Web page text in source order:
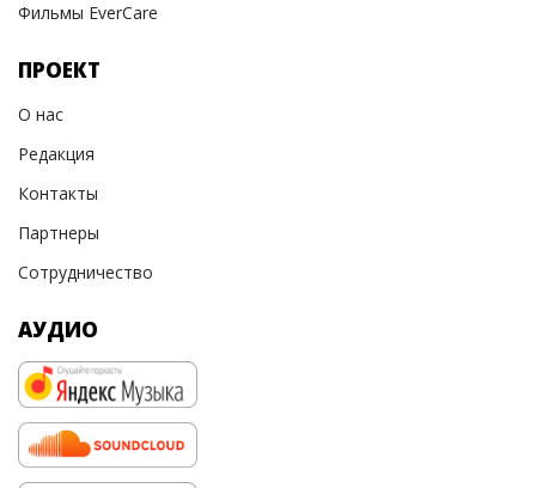
Фильмы EverCare
ПРОЕКТ
О нас
Редакция
Контакты
Партнеры
Сотрудничество
АУДИО